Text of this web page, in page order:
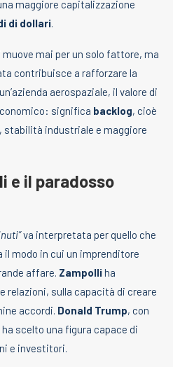
maggiore capitalizzazione
di dollari.
muove mai per un solo fattore, ma
contribuisce a rafforzare la
aerospaziale, il valore di
significa backlog, cioè
industriale e maggiore
e il paradosso
va interpretata per quello che
il modo in cui un imprenditore
affare. Zampolliha
relazioni, sulla capacità di creare
accordi. Donald Trump, con
scelto una figura capace di
e investitori.